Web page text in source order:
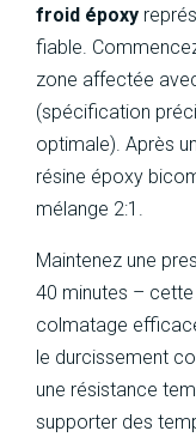
froid époxy
fiable.
zone affectée
(spécification
optimale). Après
résine époxy
mélange 2:1.
Maintenez une
40 minutes –
colmatage
le durcissement
une résistance
supporter des